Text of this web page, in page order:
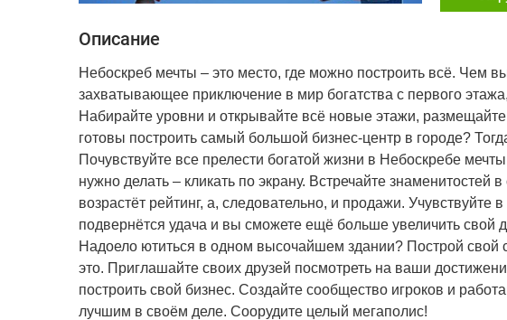
Описание
Небоскреб мечты – это место, где можно построить всё. Чем
захватывающее приключение в мир богатства с первого
Набирайте уровни и открывайте всё новые этажи,
готовы построить самый большой бизнес-центр в городе?
Почувствуйте все прелести богатой жизни в Небоскребе
нужно делать – кликать по экрану. Встречайте знаменитостей
возрастёт рейтинг, а, следовательно, и продажи.
подвернётся удача и вы сможете ещё больше увеличить свой
Надоело ютиться в одном высочайшем здании? Построй свой
это. Приглашайте своих друзей посмотреть на ваши
построить свой бизнес. Создайте сообщество игроков и
лучшим в своём деле. Соорудите целый мегаполис!